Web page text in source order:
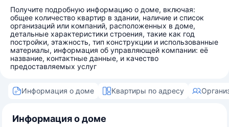
Получите подробную информацию о доме, включая:
общее количество квартир в здании, наличие и список
организаций или компаний, расположенных в доме,
детальные характеристики строения, такие как год
постройки, этажность, тип конструкции и использованные
материалы, информация об управляющей компании: её
название, контактные данные, и качество
предоставляемых услуг
Информация о доме Квартиры по адресу
Информация о доме